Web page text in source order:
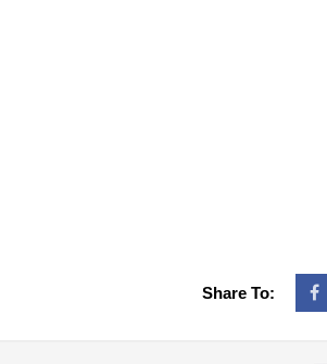
Share To: